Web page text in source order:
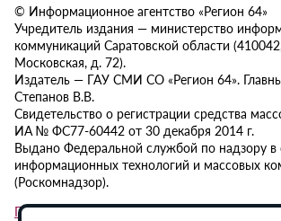
© Информационное агентство «Регион 64»
Учредитель издания — министерство
коммуникаций Саратовской области
Московская, д. 72).
Издатель — ГАУ СМИ СО «Регион 64».
Степанов В.В.
Свидетельство о регистрации средства
ИА № ФС77-60442 от 30 декабря 2014 г.
Выдано Федеральной службой по надзору в
информационных технологий и массовых
(Роскомнадзор).
Политика в отношении обработки